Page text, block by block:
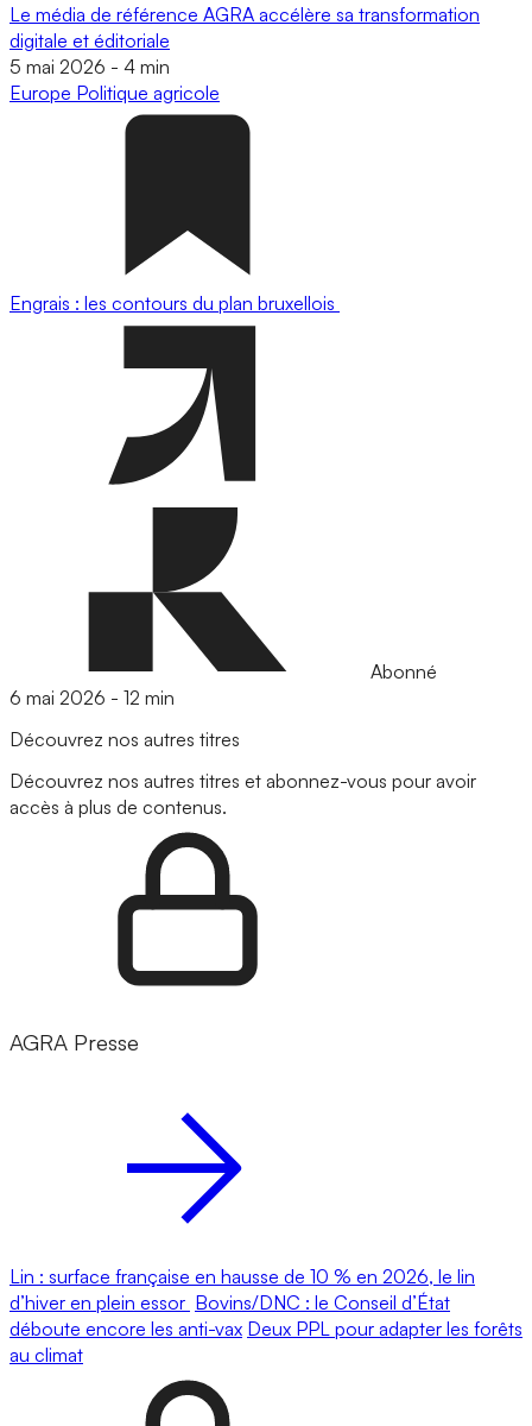
Le média de référence AGRA accélère sa transformation
digitale et éditoriale
5 mai 2026 - 4 min
Europe Politique agricole
Engrais : les contours du plan bruxellois
Abonné
6 mai 2026 - 12 min
Découvrez nos autres titres
Découvrez nos autres titres et abonnez-vous pour avoir
accès à plus de contenus.
AGRA Presse
Lin : surface française en hausse de 10 % en 2026, le lin
d’hiver en plein essor Bovins/DNC : le Conseil d’État
déboute encore les anti-vax Deux PPL pour adapter les forêts
au climat